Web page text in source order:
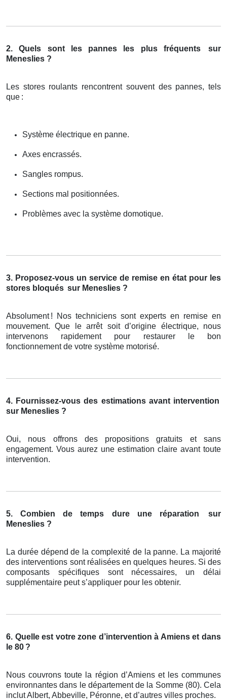
2. Quels sont les pannes les plus fréquents
sur
Meneslies ?
Les stores roulants rencontrent souvent des pannes, tels
que :
Système électrique en panne.
Axes encrassés.
Sangles rompus.
Sections mal positionnées.
Problèmes avec la système domotique.
3. Proposez-vous un service de remise en état pour les
stores bloqués sur Meneslies ?
Absolument ! Nos techniciens sont experts en remise en
mouvement. Que le arrêt soit d’origine électrique, nous
intervenons rapidement pour restaurer le bon
fonctionnement de votre système motorisé.
4. Fournissez-vous des estimations avant intervention
sur Meneslies ?
Oui, nous offrons des propositions gratuits et sans
engagement. Vous aurez une estimation claire avant toute
intervention.
5. Combien de temps dure une réparation
sur
Meneslies ?
La durée dépend de la complexité de la panne. La majorité
des interventions sont réalisées en quelques heures. Si des
composants spécifiques sont nécessaires, un délai
supplémentaire peut s’appliquer pour les obtenir.
6. Quelle est votre zone d’intervention à Amiens et dans
le 80 ?
Nous couvrons toute la région d’Amiens et les communes
environnantes dans le département de la Somme (80). Cela
inclut Albert, Abbeville, Péronne, et d’autres villes proches.